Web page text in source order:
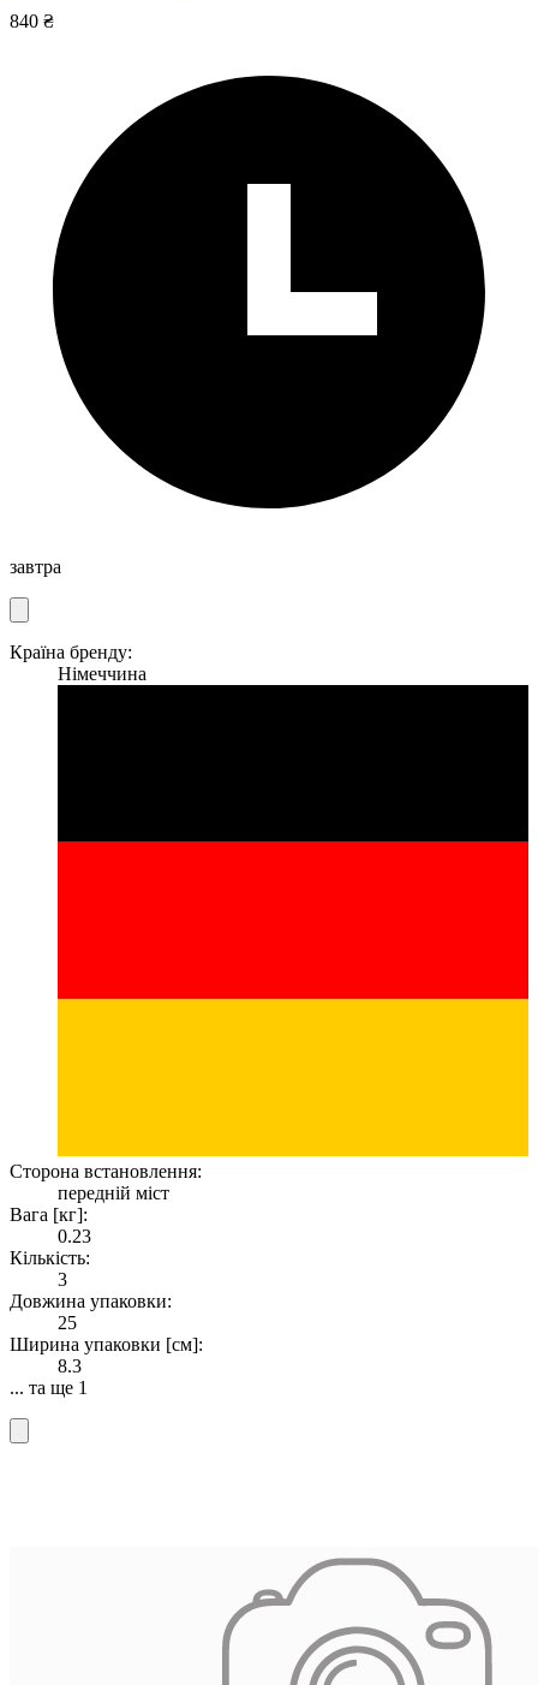
840 ₴
завтра
Країна бренду:
Німеччина
Сторона встановлення:
передній міст
Вага [кг]:
0.23
Кількість:
3
Довжина упаковки:
25
Ширина упаковки [см]:
8.3
... та ще 1